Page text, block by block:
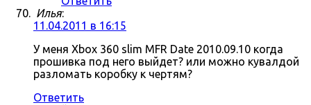
Илья:
11.04.2011 в 16:15
У меня Xbox 360 slim MFR Date 2010.09.10 когда
прошивка под него выйдет? или можно кувалдой
разломать коробку к чертям?
Ответить